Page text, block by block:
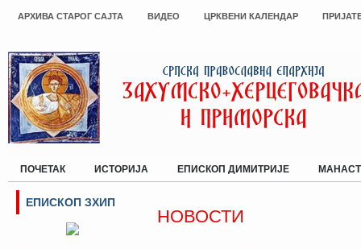
АРХИВА СТАРОГ САЈТА ВИДЕО ЦРКВЕНИ КАЛЕНДАР
ПОЧЕТАК ИСТОРИЈА ЕПИСКОП ДИМИТРИЈЕ
НОВОСТИ
ЕПИСКОП ЗХИП